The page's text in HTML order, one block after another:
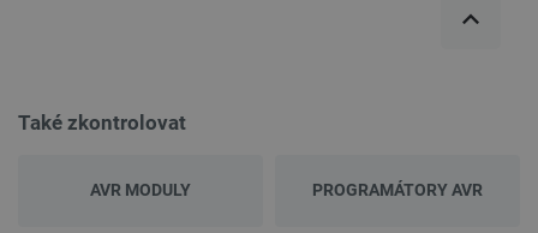
Také zkontrolovat
AVR MODULY PROGRAMÁTORY AVR